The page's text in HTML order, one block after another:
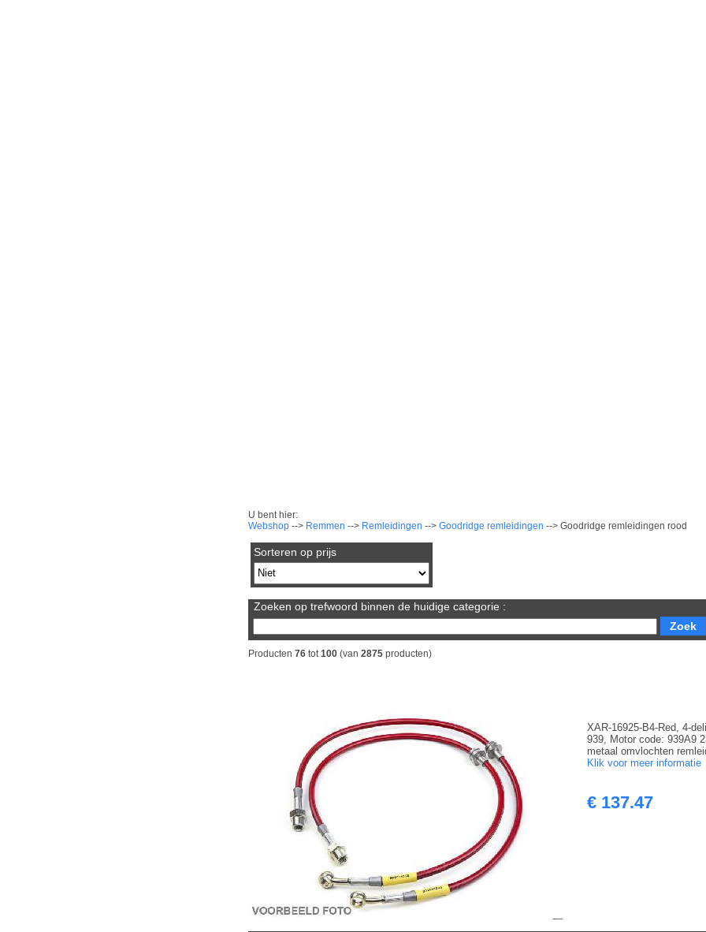
U bent hier:
Webshop --> Remmen --> Remleidingen -->Goodridge remleidingen --> Goodridge remleidingen rood
Sorteren op prijs
Zoeken op trefwoord binnen de huidige categorie :
Producten76 tot100 (van2875 producten)
XAR-16925-B4-Red, 4-
939, Motor code: 939A9
metaal omvlochten
Klik voor meer informatie
€ 137.47